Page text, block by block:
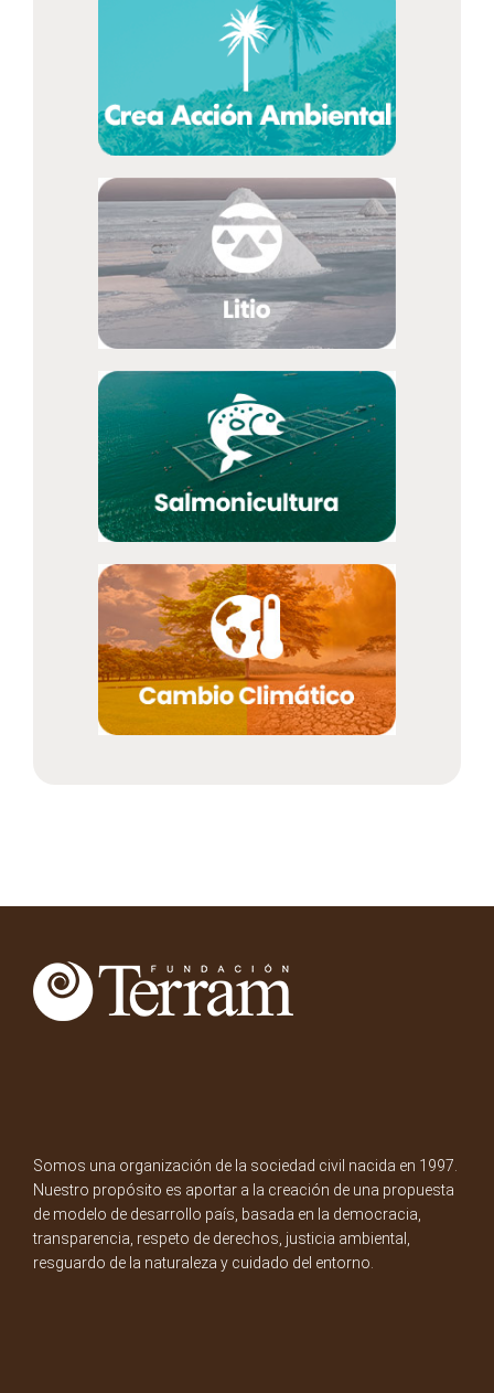
Somos una organización de la sociedad civil nacida en 1997.
Nuestro propósito es aportar a la creación de una propuesta
de modelo de desarrollo país, basada en la democracia,
transparencia, respeto de derechos, justicia ambiental,
resguardo de la naturaleza y cuidado del entorno.